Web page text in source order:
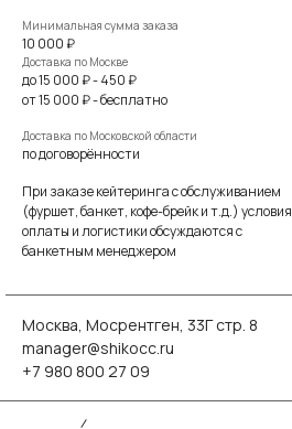
Минимальная сумма заказа
10 000 ₽
Доставка по Москве
до 15 000 ₽ - 450 ₽
от 15 000 ₽ - бесплатно
Доставка по Московской области
по договорённости
При заказе кейтеринга с обслуживанием
(фуршет, банкет, кофе-брейк и т.д.) условия
оплаты и логистики обсуждаются с
банкетным менеджером
Москва, Мосрентген, 33Г стр. 8
manager@shikocc.ru
+7 980 800 27 09